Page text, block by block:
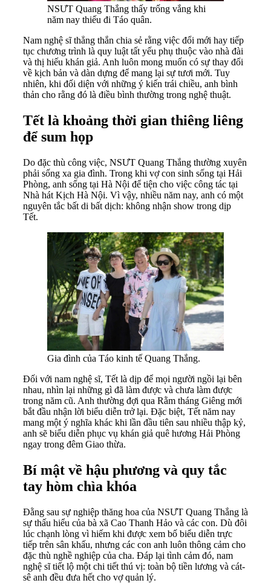
NSƯT Quang Thắng thấy trống vắng khi
năm nay thiếu đi Táo quân.
Nam nghệ sĩ thẳng thắn chia sẻ rằng việc đổi mới hay tiếp
tục chương trình là quy luật tất yếu phụ thuộc vào nhà đài
và thị hiếu khán giả. Anh luôn mong muốn có sự thay đổi
về kịch bản và dàn dựng để mang lại sự tươi mới. Tuy
nhiên, khi đối diện với những ý kiến trái chiều, anh bình
thản cho rằng đó là điều bình thường trong nghệ thuật.
Tết là khoảng thời gian thiêng liêng
để sum họp
Do đặc thù công việc, NSƯT Quang Thắng thường xuyên
phải sống xa gia đình. Trong khi vợ con sinh sống tại Hải
Phòng, anh sống tại Hà Nội để tiện cho việc công tác tại
Nhà hát Kịch Hà Nội. Vì vậy, nhiều năm nay, anh có một
nguyên tắc bất di bất dịch: không nhận show trong dịp
Tết.
Gia đình của Táo kinh tế Quang Thắng.
Đối với nam nghệ sĩ, Tết là dịp để mọi người ngồi lại bên
nhau, nhìn lại những gì đã làm được và chưa làm được
trong năm cũ. Anh thường đợi qua Rằm tháng Giêng mới
bắt đầu nhận lời biểu diễn trở lại. Đặc biệt, Tết năm nay
mang một ý nghĩa khác khi lần đầu tiên sau nhiều thập kỷ,
anh sẽ biểu diễn phục vụ khán giả quê hương Hải Phòng
ngay trong đêm Giao thừa.
Bí mật về hậu phương và quy tắc
tay hòm chìa khóa
Đằng sau sự nghiệp thăng hoa của NSƯT Quang Thắng là
sự thấu hiểu của bà xã Cao Thanh Hảo và các con. Dù đôi
lúc chạnh lòng vì hiếm khi được xem bố biểu diễn trực
tiếp trên sân khấu, nhưng các con anh luôn thông cảm cho
đặc thù nghề nghiệp của cha. Đáp lại tình cảm đó, nam
nghệ sĩ tiết lộ một chi tiết thú vị: toàn bộ tiền lương và cát-
sê anh đều đưa hết cho vợ quản lý.